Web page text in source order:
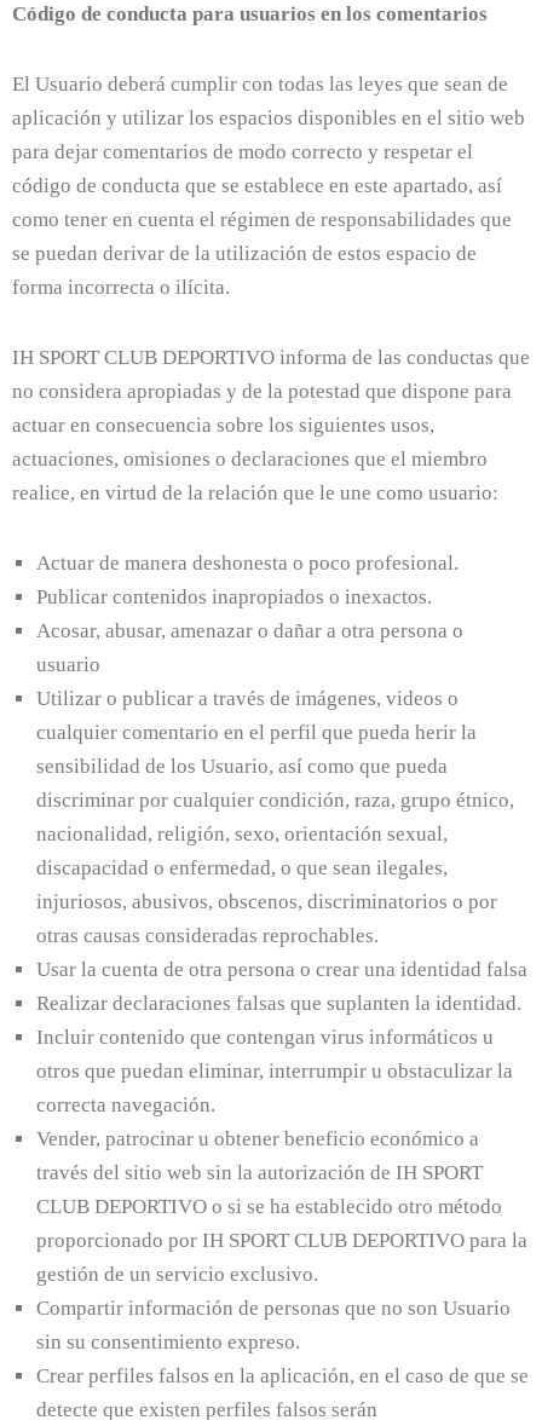
Código de conducta para usuarios en los comentarios
El Usuario deberá cumplir con todas las leyes que sean de
aplicación y utilizar los espacios disponibles en el sitio web
para dejar comentarios de modo correcto y respetar el
código de conducta que se establece en este apartado, así
como tener en cuenta el régimen de responsabilidades que
se puedan derivar de la utilización de estos espacio de
forma incorrecta o ilícita.
IH SPORT CLUB DEPORTIVO informa de las conductas que
no considera apropiadas y de la potestad que dispone para
actuar en consecuencia sobre los siguientes usos,
actuaciones, omisiones o declaraciones que el miembro
realice, en virtud de la relación que le une como usuario:
Actuar de manera deshonesta o poco profesional.
Publicar contenidos inapropiados o inexactos.
Acosar, abusar, amenazar o dañar a otra persona o
usuario
Utilizar o publicar a través de imágenes, videos o
cualquier comentario en el perfil que pueda herir la
sensibilidad de los Usuario, así como que pueda
discriminar por cualquier condición, raza, grupo étnico,
nacionalidad, religión, sexo, orientación sexual,
discapacidad o enfermedad, o que sean ilegales,
injuriosos, abusivos, obscenos, discriminatorios o por
otras causas consideradas reprochables.
Usar la cuenta de otra persona o crear una identidad falsa
Realizar declaraciones falsas que suplanten la identidad.
Incluir contenido que contengan virus informáticos u
otros que puedan eliminar, interrumpir u obstaculizar la
correcta navegación.
Vender, patrocinar u obtener beneficio económico a
través del sitio web sin la autorización de IH SPORT
CLUB DEPORTIVO o si se ha establecido otro método
proporcionado por IH SPORT CLUB DEPORTIVO para la
gestión de un servicio exclusivo.
Compartir información de personas que no son Usuario
sin su consentimiento expreso.
Crear perfiles falsos en la aplicación, en el caso de que se
detecte que existen perfiles falsos serán